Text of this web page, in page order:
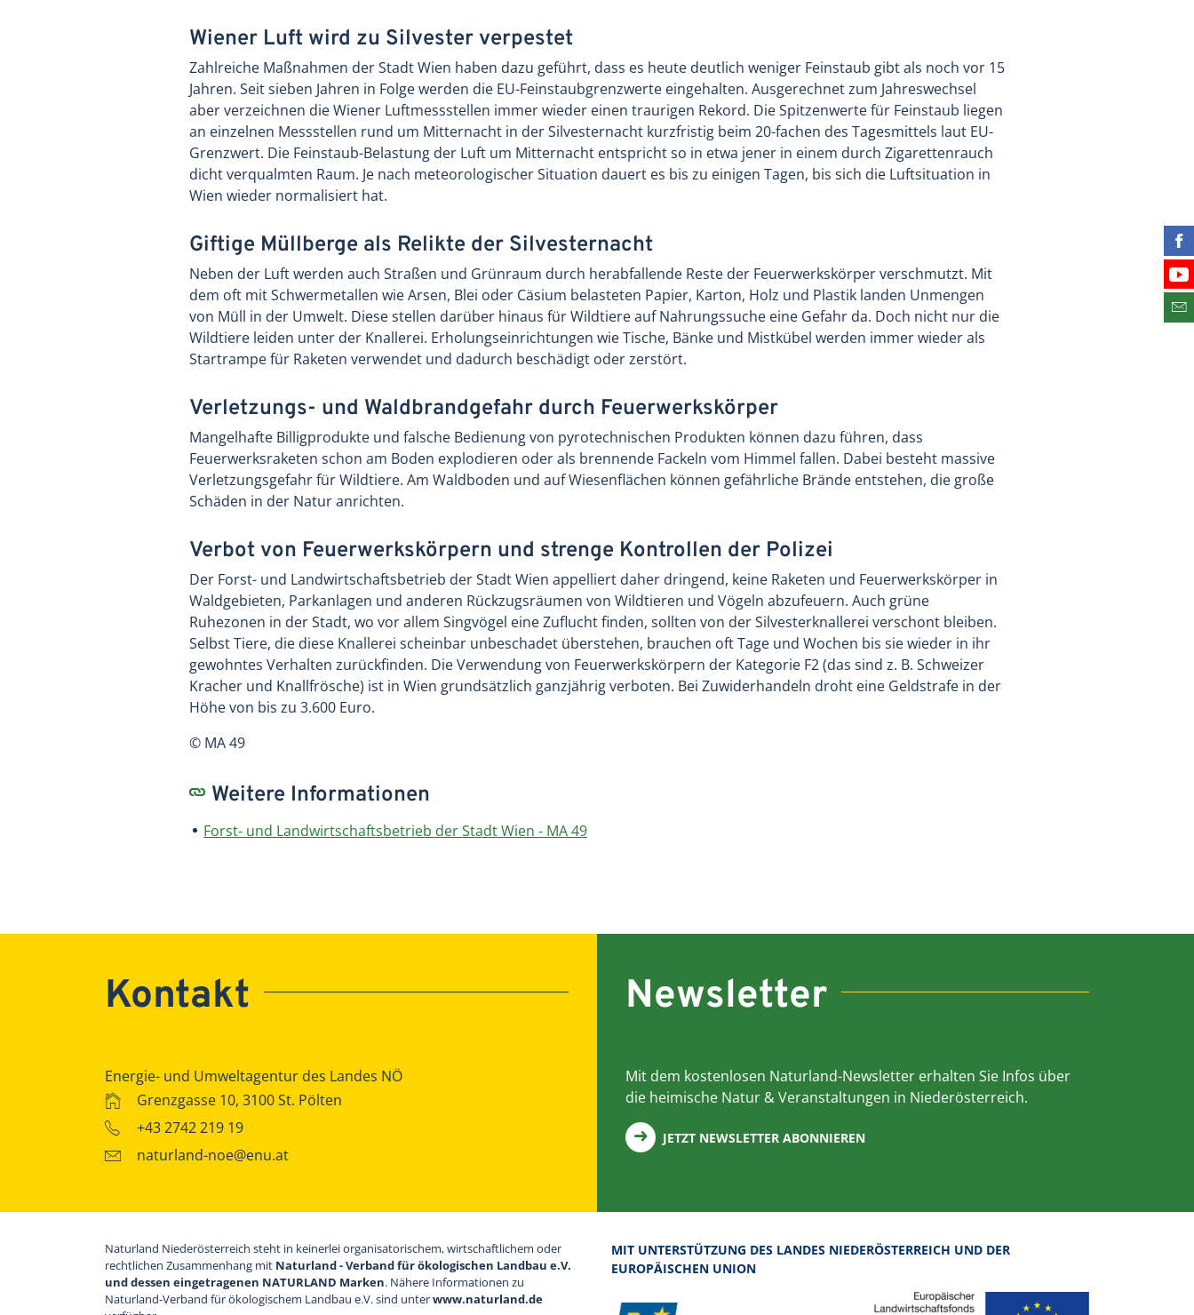
Wiener Luft wird zu Silvester verpestet
Zahlreiche Maßnahmen der Stadt Wien haben dazu geführt, dass es heute deutlich weniger Feinstaub gibt als noch vor 15
Jahren. Seit sieben Jahren in Folge werden die EU-Feinstaubgrenzwerte eingehalten. Ausgerechnet zum Jahreswechsel
aber verzeichnen die Wiener Luftmessstellen immer wieder einen traurigen Rekord. Die Spitzenwerte für Feinstaub liegen
an einzelnen Messstellen rund um Mitternacht in der Silvesternacht kurzfristig beim 20-fachen des Tagesmittels laut EU-
Grenzwert. Die Feinstaub-Belastung der Luft um Mitternacht entspricht so in etwa jener in einem durch Zigarettenrauch
dicht verqualmten Raum. Je nach meteorologischer Situation dauert es bis zu einigen Tagen, bis sich die Luftsituation in
Wien wieder normalisiert hat.
Giftige Müllberge als Relikte der Silvesternacht
Neben der Luft werden auch Straßen und Grünraum durch herabfallende Reste der Feuerwerkskörper verschmutzt. Mit
dem oft mit Schwermetallen wie Arsen, Blei oder Cäsium belasteten Papier, Karton, Holz und Plastik landen Unmengen
von Müll in der Umwelt. Diese stellen darüber hinaus für Wildtiere auf Nahrungssuche eine Gefahr da. Doch nicht nur die
Wildtiere leiden unter der Knallerei. Erholungseinrichtungen wie Tische, Bänke und Mistkübel werden immer wieder als
Startrampe für Raketen verwendet und dadurch beschädigt oder zerstört.
Verletzungs- und Waldbrandgefahr durch Feuerwerkskörper
Mangelhafte Billigprodukte und falsche Bedienung von pyrotechnischen Produkten können dazu führen, dass
Feuerwerksraketen schon am Boden explodieren oder als brennende Fackeln vom Himmel fallen. Dabei besteht massive
Verletzungsgefahr für Wildtiere. Am Waldboden und auf Wiesenflächen können gefährliche Brände entstehen, die große
Schäden in der Natur anrichten.
Verbot von Feuerwerkskörpern und strenge Kontrollen der Polizei
Der Forst- und Landwirtschaftsbetrieb der Stadt Wien appelliert daher dringend, keine Raketen und Feuerwerkskörper in
Waldgebieten, Parkanlagen und anderen Rückzugsräumen von Wildtieren und Vögeln abzufeuern. Auch grüne
Ruhezonen in der Stadt, wo vor allem Singvögel eine Zuflucht finden, sollten von der Silvesterknallerei verschont bleiben.
Selbst Tiere, die diese Knallerei scheinbar unbeschadet überstehen, brauchen oft Tage und Wochen bis sie wieder in ihr
gewohntes Verhalten zurückfinden. Die Verwendung von Feuerwerkskörpern der Kategorie F2 (das sind z. B. Schweizer
Kracher und Knallfrösche) ist in Wien grundsätzlich ganzjährig verboten. Bei Zuwiderhandeln droht eine Geldstrafe in der
Höhe von bis zu 3.600 Euro.
© MA 49
Weitere Informationen
Forst- und Landwirtschaftsbetrieb der Stadt Wien - MA 49
Newsletter
Mit dem kostenlosen Naturland-Newsletter erhalten Sie Infos über
die heimische Natur & Veranstaltungen in Niederösterreich.
JETZT NEWSLETTER ABONNIEREN
Kontakt
Energie- und Umweltagentur des Landes NÖ
Grenzgasse 10, 3100 St. Pölten
+43 2742 219 19
naturland-noe@enu.at
Naturland Niederösterreich steht in keinerlei organisatorischem, wirtschaftlichem oder
rechtlichen Zusammenhang mit Naturland - Verband für ökologischen Landbau e.V.
und dessen eingetragenen NATURLAND Marken. Nähere Informationen zu
Naturland-Verband für ökologischem Landbau e.V. sind unterwww.naturland.de
MIT UNTERSTÜTZUNG DES LANDES NIEDERÖSTERREICH UND DER
EUROPÄISCHEN UNION